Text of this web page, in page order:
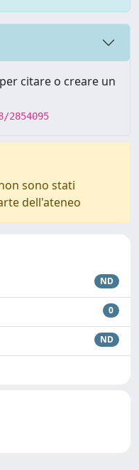
citare o creare un
sono stati
dell'ateneo
ND
0
ND